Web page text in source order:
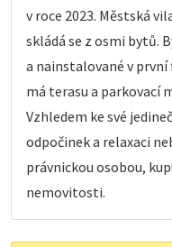
v roce 2023. Městská
skládá se z osmi bytů.
a nainstalované v
má terasu a parkovací
Vzhledem ke své
odpočinek a relaxaci
právnickou osobou,
nemovitosti.